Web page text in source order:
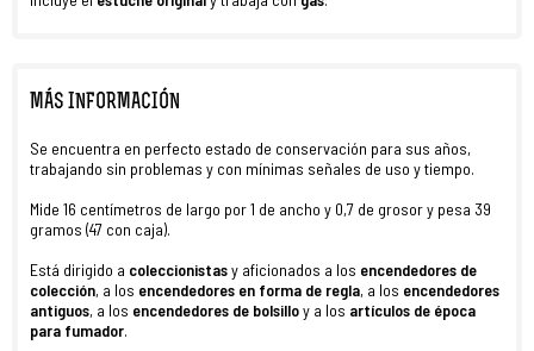
MÁS INFORMACIÓN
Se encuentra en perfecto estado de conservación para sus años,
trabajando sin problemas y con mínimas señales de uso y tiempo.
Mide 16 centímetros de largo por 1 de ancho y 0,7 de grosor y pesa 39
gramos (47 con caja).
Está dirigido a coleccionistasy aficionados a los encendedores de
colección, a los encendedores en forma de regla, a los encendedores
antiguos, a los encendedores de bolsilloy a los artículos de época
para fumador.